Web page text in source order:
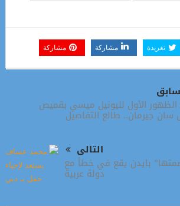
تغريدة مشاركة مشاركة
الأول لليونيل ميسي بقميص
سان جيرمان.. طالع التفاصيل
التالى
بايدن يقع في خطأ مع
دولة عربية